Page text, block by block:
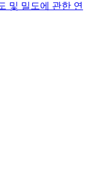
및 밀도에 관한 연